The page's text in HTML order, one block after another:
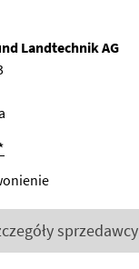
Landtechnik AG
sprzedawcy